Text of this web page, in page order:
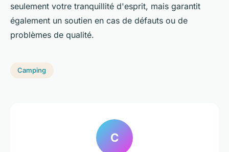
seulement votre tranquillité d'esprit, mais garantit
également un soutien en cas de défauts ou de
problèmes de qualité.
Camping
C